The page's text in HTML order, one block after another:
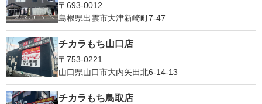
〒693-0012
島根県出雲市大津新崎町7-47
チカラもち山口店
〒753-0221
山口県山口市大内矢田北6-14-13
チカラもち鳥取店